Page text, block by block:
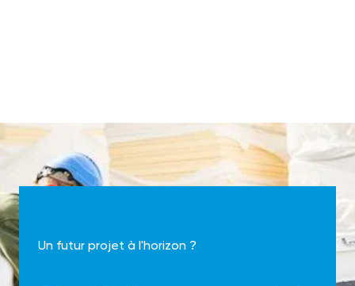
Un futur projet à l'horizon ?